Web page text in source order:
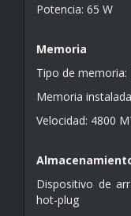
Potencia: 65 W
Memoria
Tipo de memoria:
Memoria
Velocidad: 4800
Dispositivo de
hot-plug